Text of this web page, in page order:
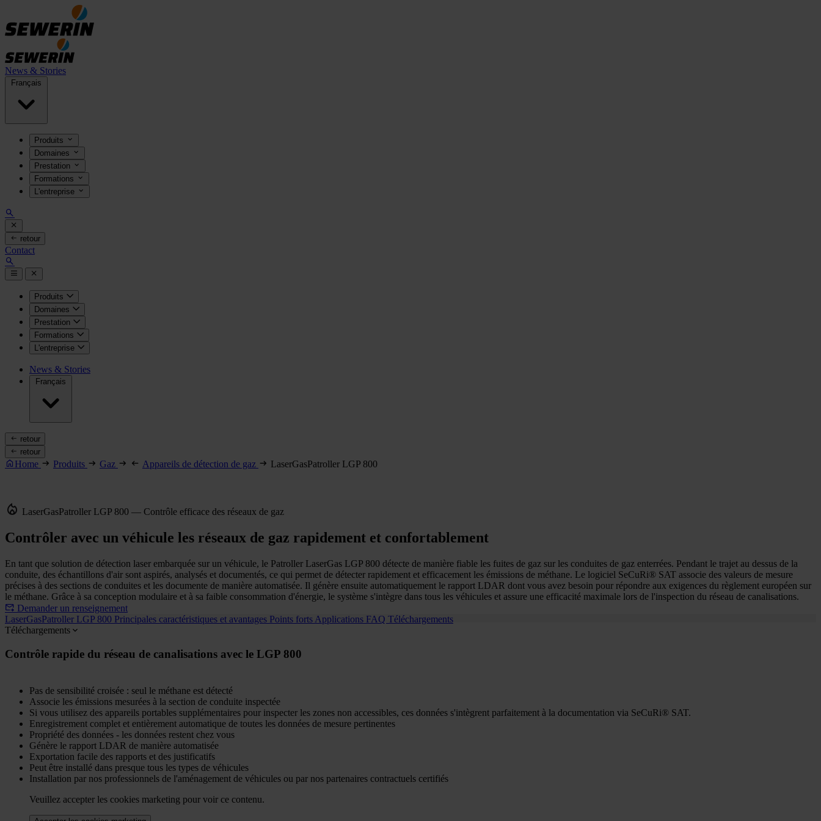
News & Stories
Français
Produits
Domaines
Prestation
Formations
L'entreprise
retour
Contact
Produits
Domaines
Prestation
Formations
L'entreprise
News & Stories
Français
retour
retour
Home Produits Gaz Appareils de détection de gaz LaserGasPatroller LGP 800
LaserGasPatroller LGP 800 — Contrôle efficace des réseaux de gaz
Contrôler avec un véhicule les réseaux de gaz rapidement et confortablement
En tant que solution de détection laser embarquée sur un véhicule, le Patroller LaserGas LGP 800 détecte de manière fiable les fuites de gaz sur les conduites de gaz enterrées. Pendant le trajet au dessus de la
conduite, des échantillons d'air sont aspirés, analysés et documentés, ce qui permet de détecter rapidement et efficacement les émissions de méthane. Le logiciel SeCuRi® SAT associe des valeurs de mesure
précises à des sections de conduites et les documente de manière automatisée. Il génère ensuite automatiquement le rapport LDAR dont vous avez besoin pour répondre aux exigences du règlement européen sur
le méthane. Grâce à sa conception modulaire et à sa faible consommation d'énergie, le système s'intègre dans tous les véhicules et assure une efficacité maximale lors de l'inspection du réseau de canalisations.
Demander un renseignement
LaserGasPatroller LGP 800 Principales caractéristiques et avantages Points forts Applications FAQ Téléchargements
Téléchargements
Contrôle rapide du réseau de canalisations avec le LGP 800
Pas de sensibilité croisée : seul le méthane est détecté
Associe les émissions mesurées à la section de conduite inspectée
Si vous utilisez des appareils portables supplémentaires pour inspecter les zones non accessibles, ces données s'intègrent parfaitement à la documentation via SeCuRi® SAT.
Enregistrement complet et entièrement automatique de toutes les données de mesure pertinentes
Propriété des données - les données restent chez vous
Génère le rapport LDAR de manière automatisée
Exportation facile des rapports et des justificatifs
Peut être installé dans presque tous les types de véhicules
Installation par nos professionnels de l'aménagement de véhicules ou par nos partenaires contractuels certifiés
Veuillez accepter les cookies marketing pour voir ce contenu.